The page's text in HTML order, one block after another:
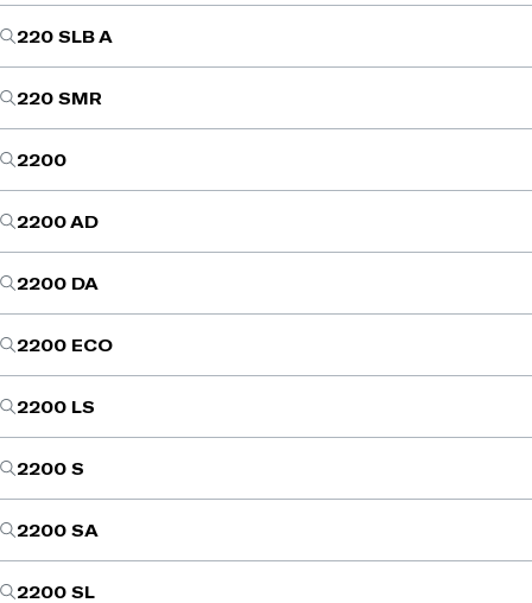
220 SLB A
220 SMR
2200
2200 AD
2200 DA
2200 ECO
2200 LS
2200 S
2200 SA
2200 SL